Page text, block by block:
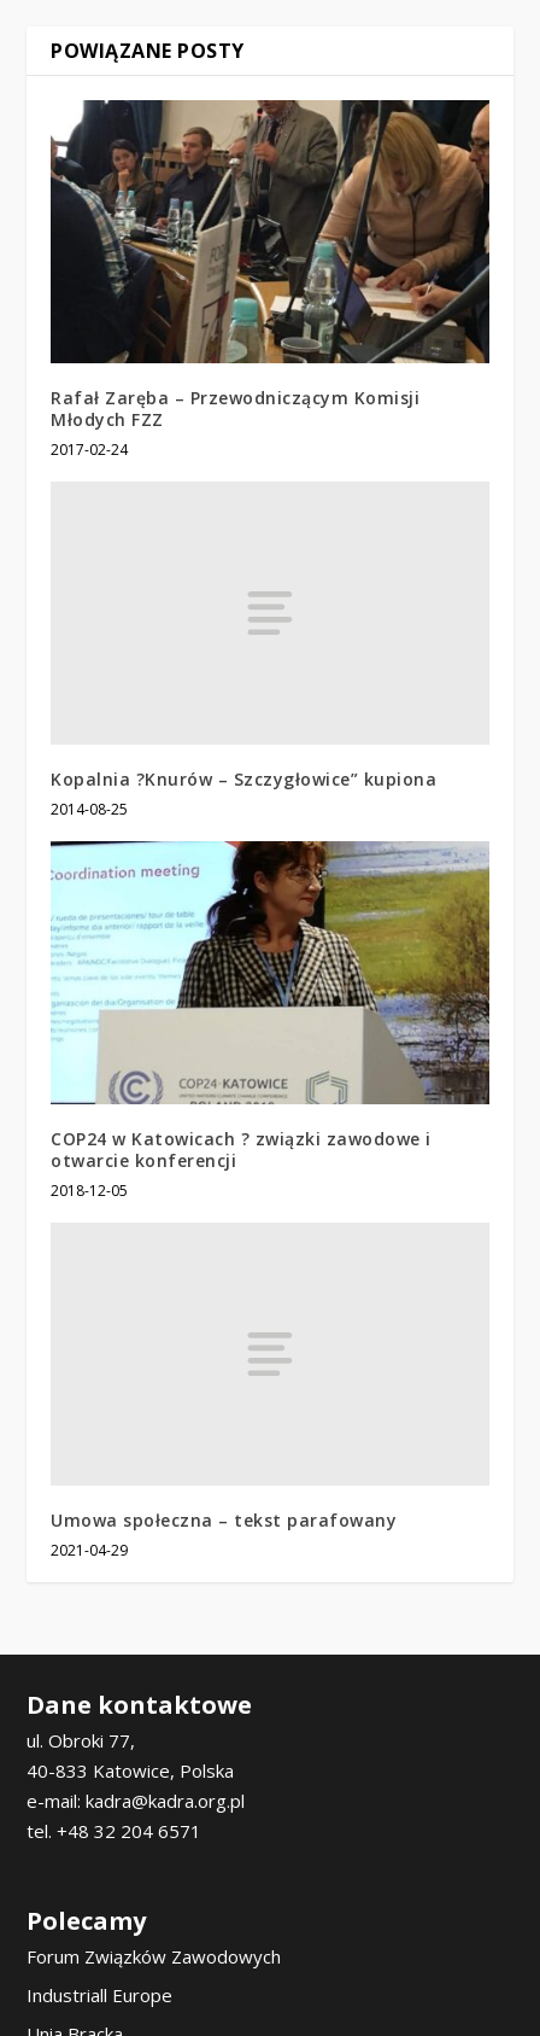
POWIĄZANE POSTY
Rafał Zaręba – Przewodniczącym Komisji
Młodych FZZ
2017-02-24
Kopalnia ?Knurów – Szczygłowice” kupiona
2014-08-25
COP24 w Katowicach ? związki zawodowe i
otwarcie konferencji
2018-12-05
Umowa społeczna – tekst parafowany
2021-04-29
Dane kontaktowe
ul. Obroki 77,
40-833 Katowice, Polska
e-mail: kadra@kadra.org.pl
tel. +48 32 204 6571
Polecamy
Forum Związków Zawodowych
Industriall Europe